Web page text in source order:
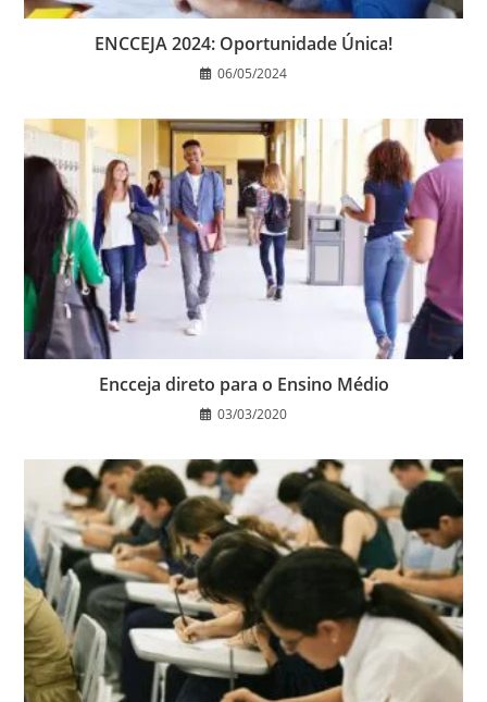
ENCCEJA 2024: Oportunidade Única!
06/05/2024
Encceja direto para o Ensino Médio
03/03/2020